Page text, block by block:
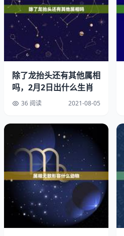
是日：老人节
年10月星期四
农历辛卯木年九月大初十日
丁酉火(季秋)月甲午金角收日
此日干支：甲午建除十二神：收日
宜：求财.签约.嫁娶.订盟
忌：开市.安床.安葬.入宅.破土
彭祖百忌：[甲不开仓午不苫盖]
除了龙抬头还有其他属相
吗，2月2日出什么生肖
36 阅读 2021-08-05